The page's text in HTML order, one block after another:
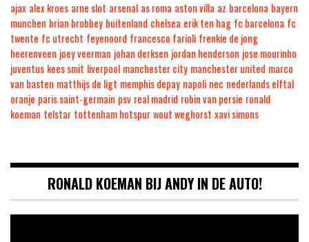
ajax alex kroes arne slot arsenal as roma aston villa az barcelona bayern
munchen brian brobbey buitenland chelsea erik ten hag fc barcelona fc
twente fc utrecht feyenoord francesco farioli frenkie de jong
heerenveen joey veerman johan derksen jordan henderson jose mourinho
juventus kees smit liverpool manchester city manchester united marco
van basten matthijs de ligt memphis depay napoli nec nederlands elftal
oranje paris saint-germain psv real madrid robin van persie ronald
koeman telstar tottenham hotspurwout weghorst xavi simons
RONALD KOEMAN BIJ ANDY IN DE AUTO!